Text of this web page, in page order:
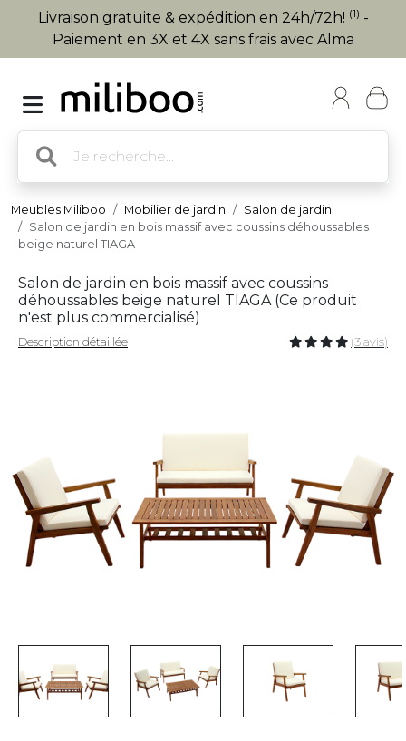
Livraison gratuite & expédition en 24h/72h! (1) -
Paiement en 3X et 4X sans frais avec Alma
Meubles Miliboo Mobilier de jardin
Salon de jardin
Salon de jardin en bois massif avec coussins déhoussables
beige naturel TIAGA
Salon de jardin en bois massif avec coussins
déhoussables beige naturel TIAGA (Ce produit
n'est plus commercialisé)
Description détaillée (3 avis)